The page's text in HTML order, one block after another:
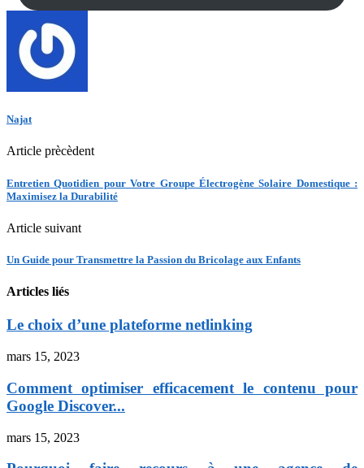
Najat
Article prècèdent
Entretien Quotidien pour Votre Groupe Électrogène Solaire Domestique :
Maximisez la Durabilité
Article suivant
Un Guide pour Transmettre la Passion du Bricolage aux Enfants
Articles liés
Le choix d’une plateforme netlinking
mars 15, 2023
Comment optimiser efficacement le contenu pour
Google Discover...
mars 15, 2023